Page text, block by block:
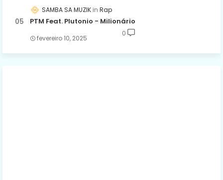
SAMBA SA MUZIK Rap
PTM Feat. Plutonio - Milionário
fevereiro 10, 2025
0